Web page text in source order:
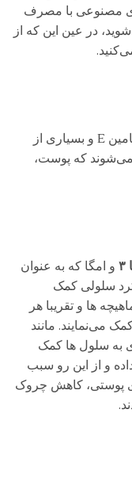
مصنوعی با مصرف
در عین این ‌که از
پروتئین‌ های سویا غنی از آمینو اسیدها، ویتامین E و بسیاری از
می‌شوند که پوست،
و امگا که به عنوان
سلولی کمک
ها و تقریبا هر
می‌نمایند. مانند
به سلول ‌ها کمک
و از این رو سبب
پوستی، کاهش چروک‌